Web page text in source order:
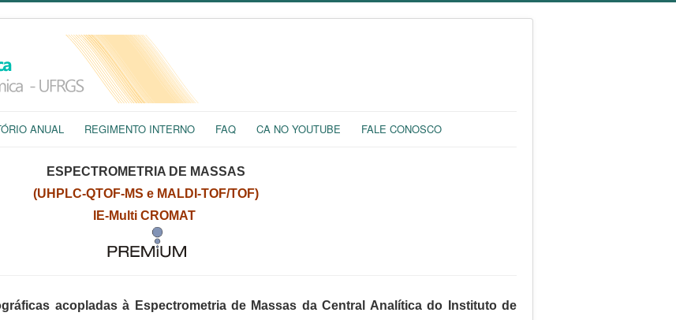
ANUAL REGIMENTO INTERNO FAQ CA NO YOUTUBE FALE CONOSCO
ESPECTROMETRIA DE MASSAS
(UHPLC-QTOF-MS e MALDI-TOF/TOF)
IE-Multi CROMAT
acopladas à Espectrometria de Massas da Central Analítica do Instituto de